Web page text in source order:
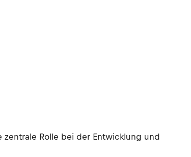
zentrale Rolle bei der Entwicklung und